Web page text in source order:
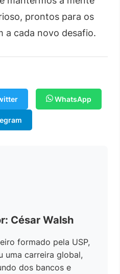
prontos para os
a cada novo desafio.
WhatsApp
César Walsh
formado pela USP,
uma carreira global,
dos bancos e